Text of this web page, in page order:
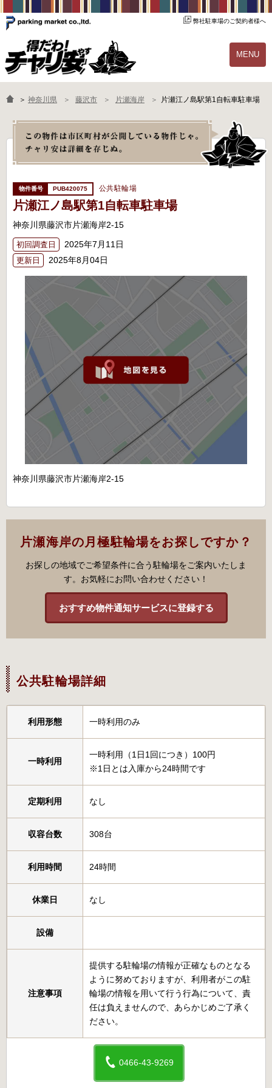
弊社駐車場のご契約者様へ
MENU
物件一覧 ご契約の流れ
よくあるご質問 駐輪場オーナー様へ
＞ 神奈川県 藤沢市 片瀬海岸 片瀬江ノ島駅第1自転車駐車場
PUB420075 公共駐輪場
片瀬江ノ島駅第1自転車駐車場
神奈川県藤沢市片瀬海岸2-15
初回調査日 2025年7月11日
更新日 2025年8月04日
神奈川県藤沢市片瀬海岸2-15
片瀬海岸の月極駐輪場をお探しですか？
お探しの地域でご希望条件に合う駐輪場をご案内いたしま
す。お気軽にお問い合わせください！
おすすめ物件通知サービスに登録する
公共駐輪場詳細
利用形態 一時利用のみ
一時利用
一時利用（1日1回につき）100円
※1日とは入庫から24時間です
定期利用 なし
収容台数 308台
利用時間 24時間
休業日 なし
設備
注意事項
提供する駐輪場の情報が正確なものとなる
ように努めておりますが、利用者がこの駐
輪場の情報を用いて行う行為について、責
任は負えませんので、あらかじめご了承く
ださい。
0466-43-9269